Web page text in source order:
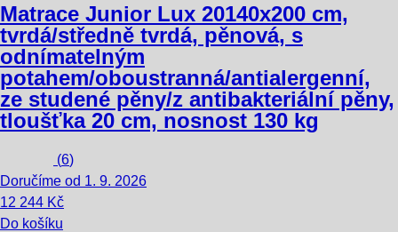
Matrace Junior Lux 20140x200 cm,
tvrdá/středně tvrdá, pěnová, s
odnímatelným
potahem/oboustranná/antialergenní,
ze studené pěny/z antibakteriální pěny,
tloušťka 20 cm, nosnost 130 kg
(6)
Doručíme od 1. 9. 2026
12 244 Kč
Do košíku